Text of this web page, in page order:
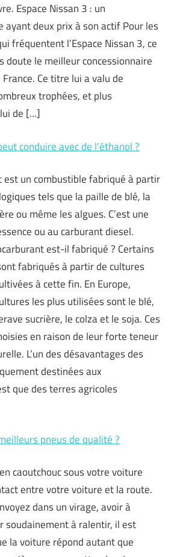
Espace Nissan 3 : un
ayant deux prix à son actif Pour les
fréquentent l’Espace Nissan 3, ce
doute le meilleur concessionnaire
Ce titre lui a valu de
trophées, et plus
de […]
conduire avec de l’éthanol ?
est un combustible fabriqué à partir
tels que la paille de blé, la
ou même les algues. C’est une
ou au carburant diesel.
est-il fabriqué ? Certains
fabriqués à partir de cultures
à cette fin. En Europe,
les plus utilisées sont le blé,
sucrière, le colza et le soja. Ces
en raison de leur forte teneur
L’un des désavantages des
destinées aux
que des terres agricoles
pneus de qualité ?
caoutchouc sous votre voiture
entre votre voiture et la route.
dans un virage, avoir à
soudainement à ralentir, il est
la voiture répond autant que